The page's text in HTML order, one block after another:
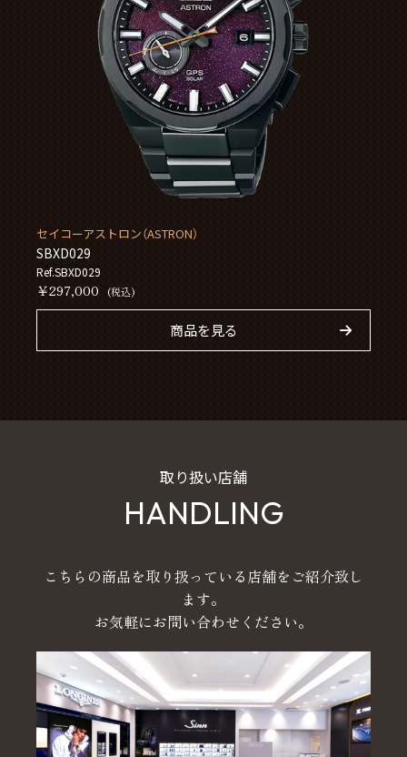
セイコーアストロン（ASTRON）
SBXD029
Ref.SBXD029
￥297,000 (税込)
商品を見る
取り扱い店舗
HANDLING
こちらの商品を取り扱っている店舗をご紹介致し
ます。
お気軽にお問い合わせください。